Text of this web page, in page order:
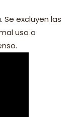
excluyen las
uso o